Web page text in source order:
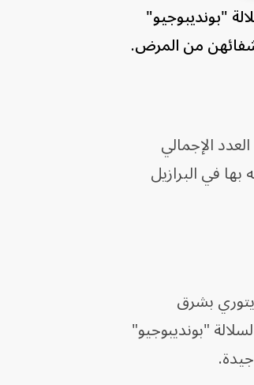
"بونديبوجيو"
شفائهن من المرض.
الإجمالي
مشتبه بها في البرازيل
بشرق
"بونديبوجيو"